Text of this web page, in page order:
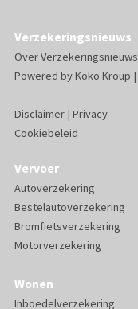
Verzekeringsnieuws
Over Verzekeringsnieuws
Powered byKoko Kroup |
Disclaimer| Privacy
Cookiebeleid
Vervoer
Autoverzekering
Bestelautoverzekering
Bromfietsverzekering
Motorverzekering
Wonen
Inboedelverzekering